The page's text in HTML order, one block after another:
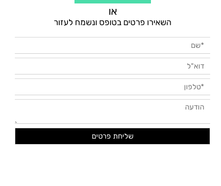
או
השאירו פרטים בטופס ונשמח לעזור